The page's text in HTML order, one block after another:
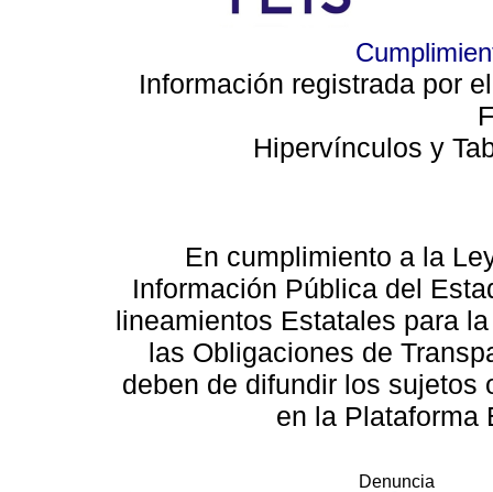
Información registrada por
Hipervínculos y
En cumplimiento a la
Información Pública del
lineamientos Estatales para
las Obligaciones de
deben de difundir los sujetos
en la Plataforma
Denuncia